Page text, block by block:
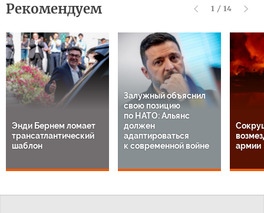
Рекомендуем 1 / 14
Энди Бернем ломает
трансатлантический
шаблон
Залужный объяснил
свою позицию
по НАТО: Альянс
должен
адаптироваться
к современной войне
армии